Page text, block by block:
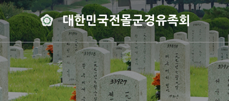
대한민국전몰군경유족회